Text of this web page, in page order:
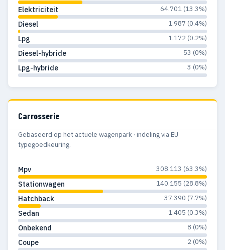
Elektriciteit 64.701 (13.3%)
Diesel 1.987 (0.4%)
Lpg 1.172 (0.2%)
Diesel-hybride 53 (0%)
Lpg-hybride 3 (0%)
Carrosserie
Gebaseerd op het actuele wagenpark · indeling via EU
typegoedkeuring.
Mpv 308.113 (63.3%)
Stationwagen 140.155 (28.8%)
Hatchback 37.390 (7.7%)
Sedan 1.405 (0.3%)
Onbekend 8 (0%)
Coupe 2 (0%)